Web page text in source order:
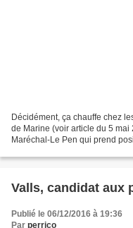
Décidément, ça chauffe chez
de Marine (voir article du 5 mai
Maréchal-Le Pen qui prend
Valls, candidat aux
Publié le 06/12/2016 à 19:36
Par perrico